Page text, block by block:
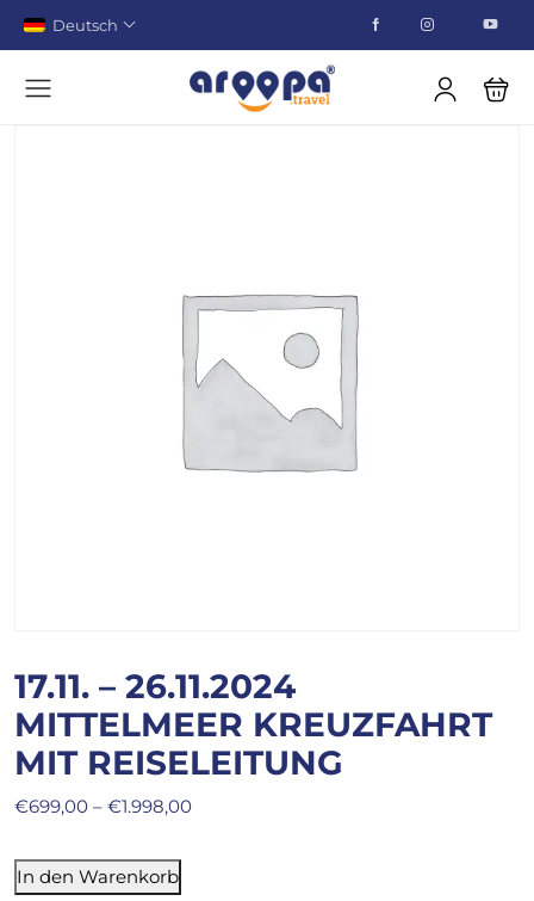
Deutsch
17.11. – 26.11.2024
MITTELMEER KREUZFAHRT
MIT REISELEITUNG
€699,00 – €1.998,00
In den Warenkorb